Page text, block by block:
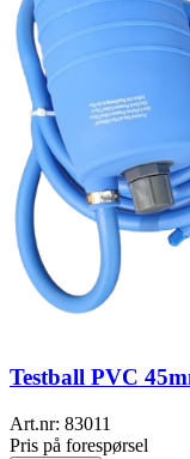
Testball PVC
Art.nr: 83011
Pris på forespørsel